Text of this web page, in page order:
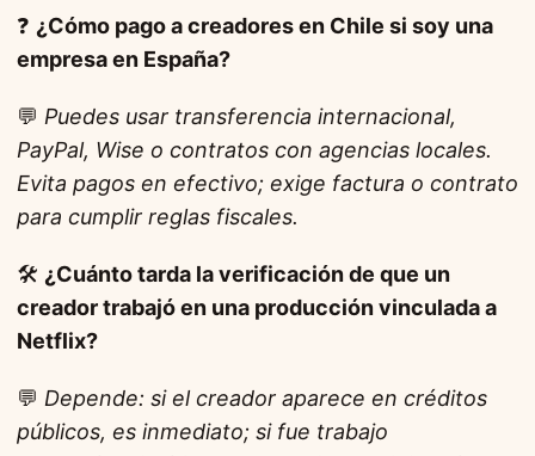
❓ ¿Cómo pago a creadores en Chile si soy una
empresa en España?
💬 Puedes usar transferencia internacional,
PayPal, Wise o contratos con agencias locales.
Evita pagos en efectivo; exige factura o contrato
para cumplir reglas fiscales.
🛠️ ¿Cuánto tarda la verificación de que un
creador trabajó en una producción vinculada a
Netflix?
💬 Depende: si el creador aparece en créditos
públicos, es inmediato; si fue trabajo